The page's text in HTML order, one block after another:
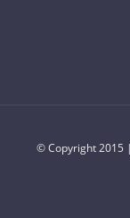
© Copyright 2015